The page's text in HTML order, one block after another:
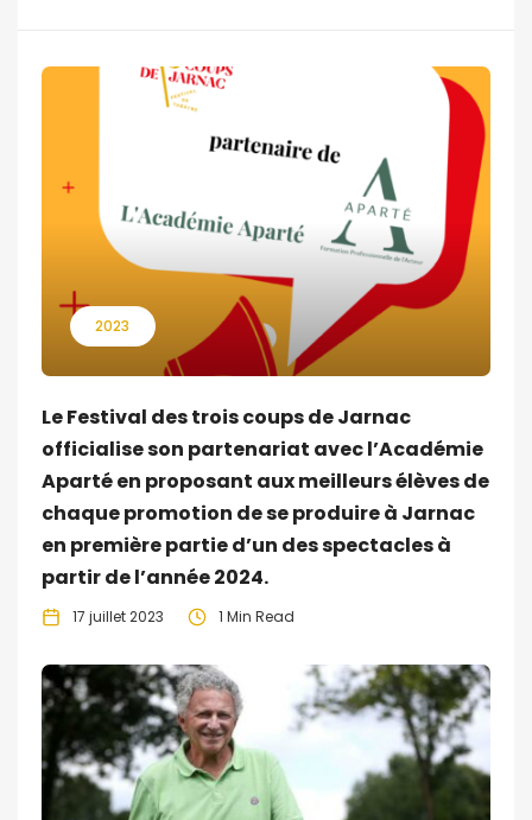
2023
Le Festival des trois coups de Jarnac
officialise son partenariat avec l’Académie
Aparté en proposant aux meilleurs élèves de
chaque promotion de se produire à Jarnac
en première partie d’un des spectacles à
partir de l’année 2024.
17 juillet 2023 1 Min Read